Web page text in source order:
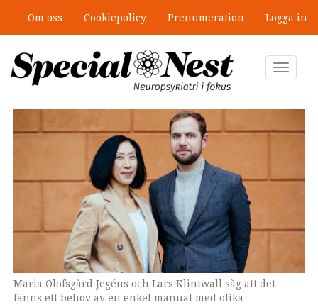
huvudinnehåll
Om oss Cookiepolicy Prenumeration Logga in
Toggle
Maria Olofsgård Jegéus och Lars Klintwall såg att det
fanns ett behov av en enkel manual med olika
Genrebild. Barnen på bilden har ingen koppling till
innehållet i texten.
”Jobbet gick bra – just därför togs
stödet bort”